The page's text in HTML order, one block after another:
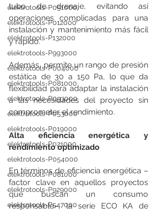
elektrotools-P051000
elektrotools-P012000
elektrotools-P132000
elektrotools-P993000
elektrotools-P004000
elektrotools-P081000
elektrotools-P093000
elektrotools-P053000
elektrotools-P019000
elektrotools-P021000
elektrotools-P054000
elektrotools-P081000
elektrotools-P929000
elektrotools-P547000
tubo de drenaje, evitando así
operaciones complicadas para una
instalación y mantenimiento más fácil
y rápido.
Además, permite un rango de presión
estática de 30 a 150 Pa, lo que da
flexibilidad para adaptar la instalación
a las necesidades del proyecto sin
comprometer el rendimiento.
Alta eficiencia energética y
rendimiento optimizado
En términos de eficiencia energética –
factor clave en aquellos proyectos
que buscan un consumo
responsable–, la serie ECO KA de